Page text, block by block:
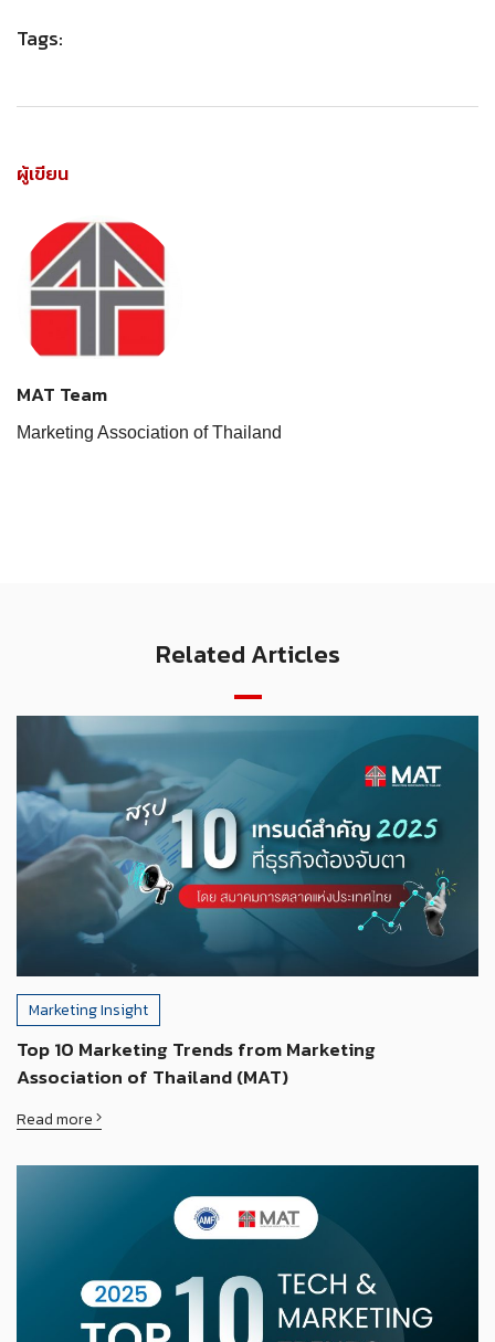
Tags:
ผู้เขียน
MAT Team
Marketing Association of Thailand
Related Articles
Marketing Insight
Top 10 Marketing Trends from Marketing
Association of Thailand (MAT)
Read more